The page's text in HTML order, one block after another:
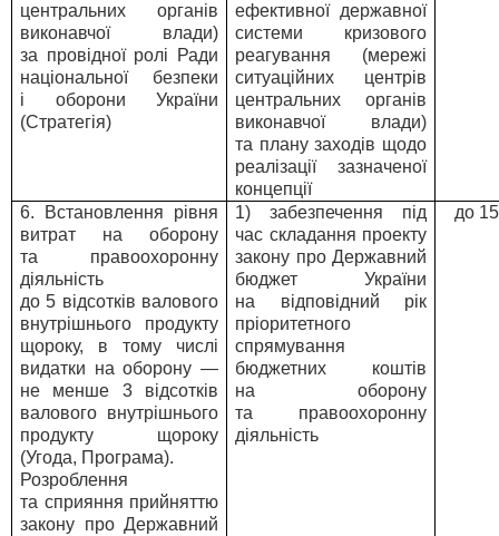
центральних органів
виконавчої влади)
за провідної ролі Ради
національної безпеки
і оборони України
(Стратегія)
ефективної державної
системи кризового
реагування (мережі
ситуаційних центрів
центральних органів
виконавчої влади)
та плану заходів щодо
реалізації зазначеної
концепції
6. Встановлення рівня
витрат на оборону
та правоохоронну
діяльність
до 5 відсотків валового
внутрішнього продукту
щороку, в тому числі
видатки на оборону —
не менше 3 відсотків
валового внутрішнього
продукту щороку
(Угода, Програма).
Розроблення
та сприяння прийняттю
закону про Державний
1) забезпечення під
час складання проекту
закону про Державний
бюджет України
на відповідний рік
пріоритетного
спрямування
бюджетних коштів
на оборону
та правоохоронну
діяльність
до